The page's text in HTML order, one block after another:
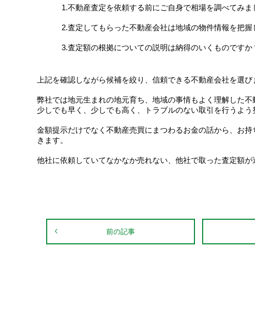
1.不動産査定を依頼する前にご自身で相場を調べてみま
2.査定してもらった不動産会社は地域の物件情報を把握
3.査定額の根拠についての説明は納得のいくものですか
上記を確認しながら候補を絞り、信頼できる不動産会社を選び
弊社では地元生まれの地元育ち、地域の事情もよく理解した
少しでも早く、少しでも高く、トラブルのない取引を行うよう
金額提示だけでなく不動産売買にまつわるお金の話から、お
きます。
他社に依頼していてなかなか売れない、他社で取った査定額
前の記事